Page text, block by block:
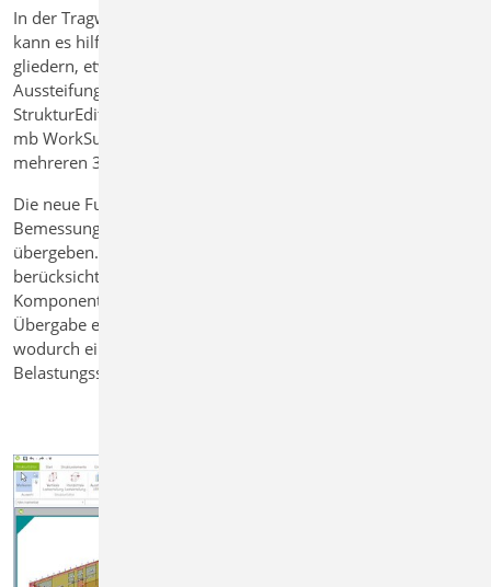
In der Tragwerksplanung mit komplexen Gebäudemodellen
kann es hilfreich sein, die Struktur in mehrere Teilbereiche zu
gliedern, etwa zur separaten Analyse von Dachtragwerk und
Aussteifungssystem. Bisher war eine solche Aufteilung im
StrukturEditor nur für 2D-Deckenmodelle möglich. Mit der
mb WorkSuite 2026 wird nun die Lastweiterleitung zwischen
mehreren 3D-FE-Bemessungsmodellen möglich.
Die neue Funktion erlaubt es, Lagerreaktionen aus einem 3D-
Bemessungsmodell als Belastungen in ein anderes Modell zu
übergeben. Dabei werden sämtliche Freiheitsgrade
berücksichtigt: neben vertikalen Kräften (Fz) auch horizontale
Komponenten (Fx, Fy) sowie Momente (Mx, My, Mz). Die
Übergabe erfolgt blockweise integriert und als Linienlasten,
wodurch eine realitätsnahe und nachvollziehbare
Belastungssituation entsteht.